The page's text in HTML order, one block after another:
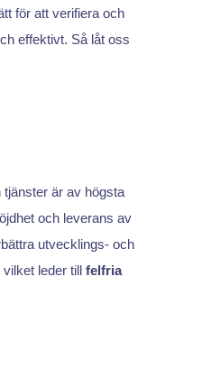
för att verifiera och
effektivt. Så låt oss
är av högsta
och leverans av
utvecklings- och
leder till felfria